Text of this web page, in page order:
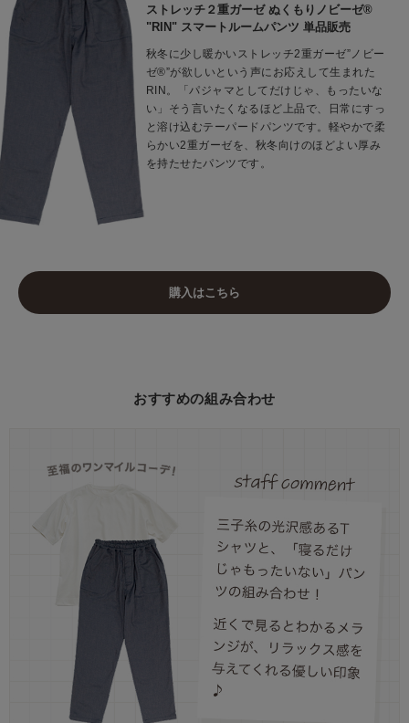
ストレッチ２重ガーゼ ぬくもりノビーゼ®
"RIN" スマートルームパンツ 単品販売
秋冬に少し暖かいストレッチ2重ガーゼ”ノビー
ゼ®”が欲しいという声にお応えして生まれた
RIN。「パジャマとしてだけじゃ、もったいな
い」そう言いたくなるほど上品で、日常にすっ
と溶け込むテーパードパンツです。軽やかで柔
らかい2重ガーゼを、秋冬向けのほどよい厚み
を持たせたパンツです。
購入はこちら
おすすめの組み合わせ